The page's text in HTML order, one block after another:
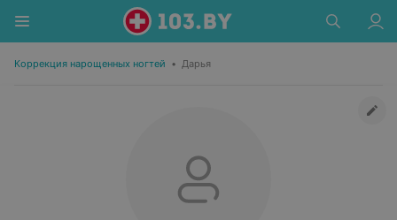
Коррекция нарощенных ногтей • Дарья